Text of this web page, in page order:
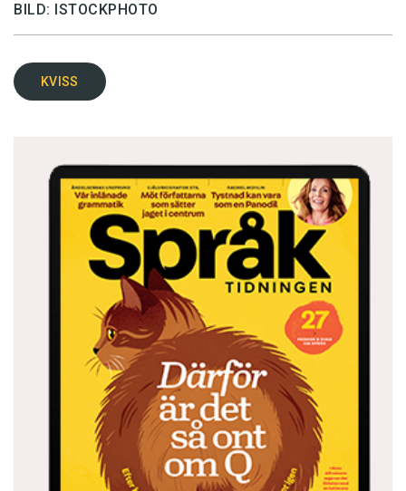
BILD: ISTOCKPHOTO
KVISS